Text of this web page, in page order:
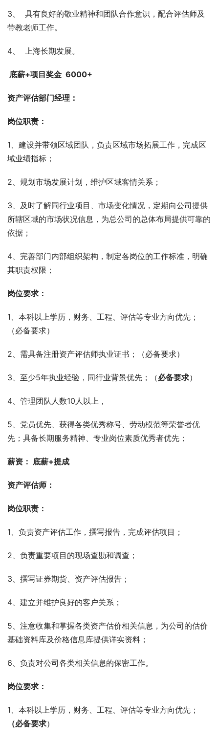
3、  具有良好的敬业精神和团队合作意识，配合评估师及
带教老师工作。
4、  上海长期发展。
底薪+项目奖金  6000+
资产评估部门经理：
岗位职责：
1、建设并带领区域团队，负责区域市场拓展工作，完成区
域业绩指标；
2、规划市场发展计划，维护区域客情关系；
3、及时了解同行业项目、市场变化情况，定期向公司提供
所辖区域的市场状况信息，为总公司的总体布局提供可靠的
依据；
4、完善部门内部组织架构，制定各岗位的工作标准，明确
其职责权限；
岗位要求：
1、本科以上学历，财务、工程、评估等专业方向优先；
（必备要求）
2、需具备注册资产评估师执业证书；（必备要求）
3、至少5年执业经验，同行业背景优先；（必备要求）
4、管理团队人数10人以上，
5、党员优先、获得各类优秀称号、劳动模范等荣誉者优
先；具备长期服务精神、专业岗位素质优秀者优先；
薪资： 底薪+提成
资产评估师：
岗位职责：
1、负责资产评估工作，撰写报告，完成评估项目；
2、负责重要项目的现场查勘和调查；
3、撰写证券期货、资产评估报告；
4、建立并维护良好的客户关系；
5、注意收集和掌握各类资产估价相关信息，为公司的估价
基础资料库及价格信息库提供详实资料；
6、负责对公司各类相关信息的保密工作。
岗位要求：
1、本科以上学历，财务、工程、评估等专业方向优先；
（必备要求）